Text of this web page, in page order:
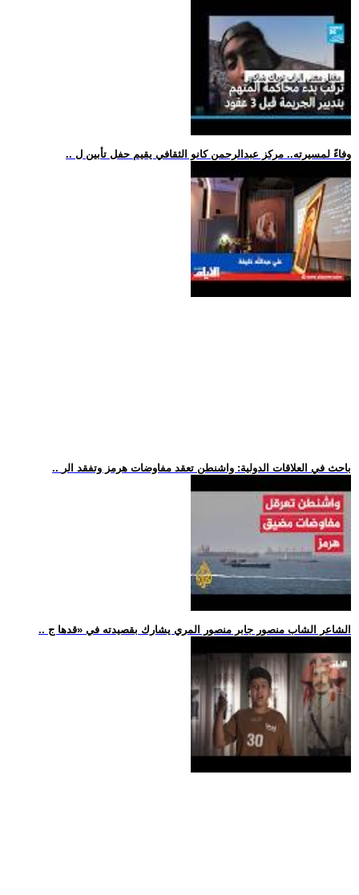
.. وفاءً لمسيرته.. مركز عبدالرحمن كانو الثقافي يقيم حفل تأبين ل
.. باحث في العلاقات الدولية: واشنطن تعقد مفاوضات هرمز وتفقد الر
.. الشاعر الشاب منصور جابر منصور المري يشارك بقصيدته في «قدها ج